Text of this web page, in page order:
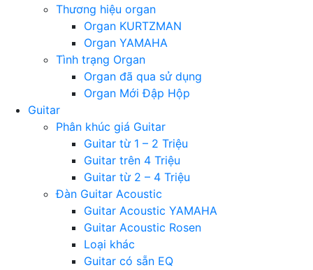
Thương hiệu organ
Organ KURTZMAN
Organ YAMAHA
Tình trạng Organ
Organ đã qua sử dụng
Organ Mới Đập Hộp
Guitar
Phân khúc giá Guitar
Guitar từ 1 – 2 Triệu
Guitar trên 4 Triệu
Guitar từ 2 – 4 Triệu
Đàn Guitar Acoustic
Guitar Acoustic YAMAHA
Guitar Acoustic Rosen
Loại khác
Guitar có sẵn EQ